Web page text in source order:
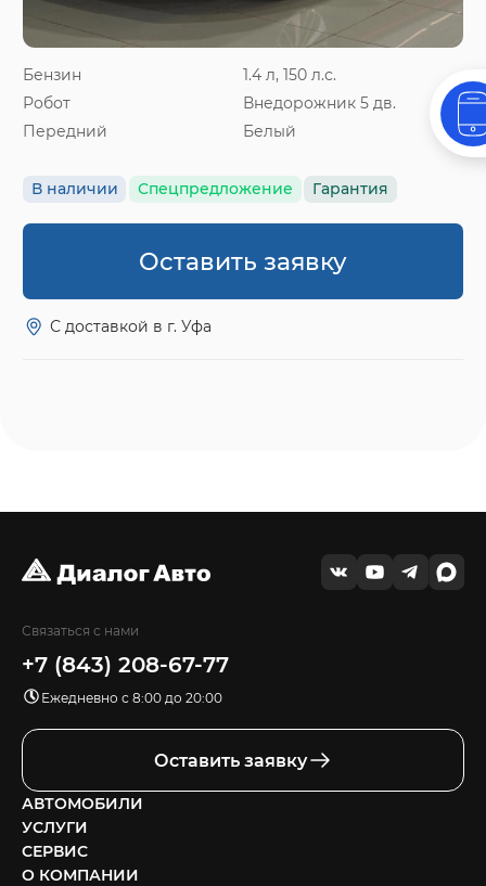
Бензин
1.4 л, 150 л.с.
Робот
Внедорожник 5 дв.
Передний
Белый
В наличии Спецпредложение Гарантия
Оставить заявку
С доставкой в г. Уфа
Связаться с нами
+7 (843) 208-67-77
Ежедневно с 8:00 до 20:00
Оставить заявку
АВТОМОБИЛИ
УСЛУГИ
СЕРВИС
О КОМПАНИИ